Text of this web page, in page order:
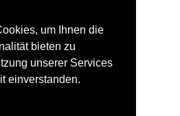
um Ihnen die
bieten zu
unserer Services
einverstanden.